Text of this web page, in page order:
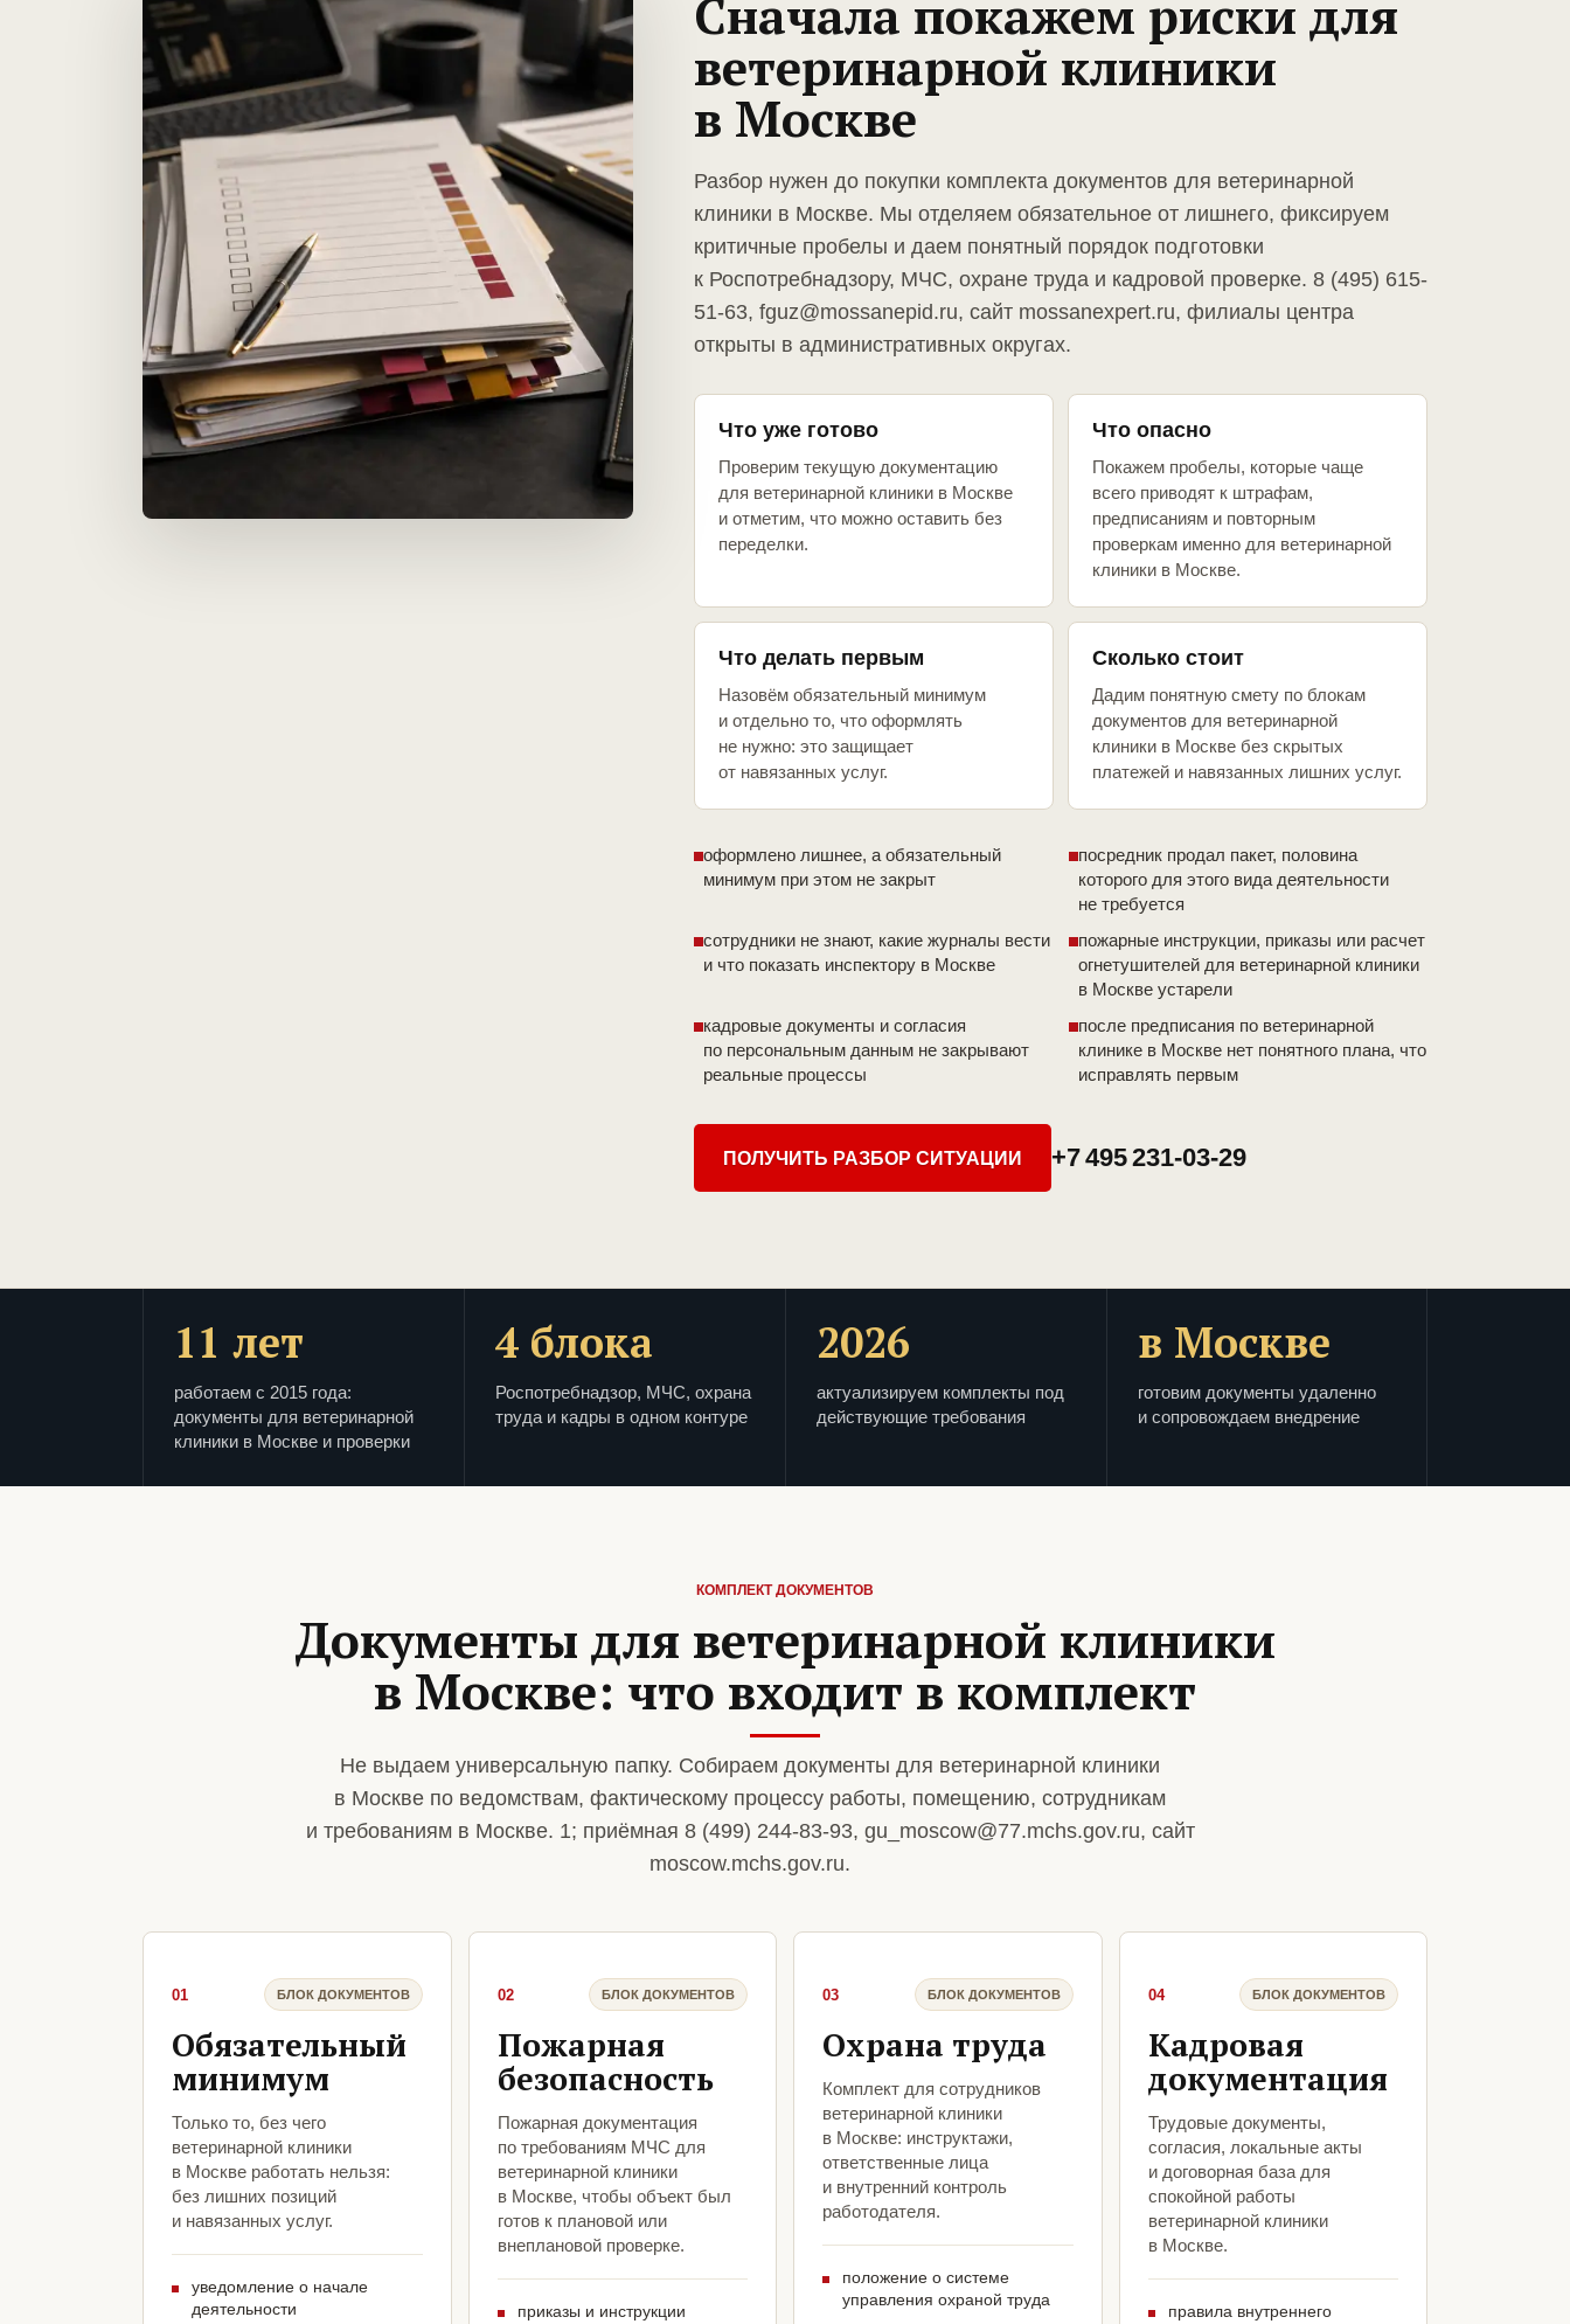
Сначала покажем риски для
ветеринарной клиники
в Москве
Разбор нужен до покупки комплекта документов для ветеринарной
клиники в Москве. Мы отделяем обязательное от лишнего, фиксируем
критичные пробелы и даем понятный порядок подготовки
к Роспотребнадзору, МЧС, охране труда и кадровой проверке. 8 (495) 615-
51-63, fguz@mossanepid.ru, сайт mossanexpert.ru, филиалы центра
открыты в административных округах.
Что уже готово
Проверим текущую документацию
для ветеринарной клиники в Москве
и отметим, что можно оставить без
переделки.
Что опасно
Покажем пробелы, которые чаще
всего приводят к штрафам,
предписаниям и повторным
проверкам именно для ветеринарной
клиники в Москве.
Что делать первым
Назовём обязательный минимум
и отдельно то, что оформлять
не нужно: это защищает
от навязанных услуг.
Сколько стоит
Дадим понятную смету по блокам
документов для ветеринарной
клиники в Москве без скрытых
платежей и навязанных лишних услуг.
оформлено лишнее, а обязательный
минимум при этом не закрыт
посредник продал пакет, половина
которого для этого вида деятельности
не требуется
сотрудники не знают, какие журналы вести
и что показать инспектору в Москве
пожарные инструкции, приказы или расчет
огнетушителей для ветеринарной клиники
в Москве устарели
кадровые документы и согласия
по персональным данным не закрывают
реальные процессы
после предписания по ветеринарной
клинике в Москве нет понятного плана, что
исправлять первым
ПОЛУЧИТЬ РАЗБОР СИТУАЦИИ +7 495 231-03-29
11 лет
работаем с 2015 года:
документы для ветеринарной
клиники в Москве и проверки
4 блока
Роспотребнадзор, МЧС, охрана
труда и кадры в одном контуре
2026
актуализируем комплекты под
действующие требования
в Москве
готовим документы удаленно
и сопровождаем внедрение
КОМПЛЕКТ ДОКУМЕНТОВ
Документы для ветеринарной клиники
в Москве: что входит в комплект
Не выдаем универсальную папку. Собираем документы для ветеринарной клиники
в Москве по ведомствам, фактическому процессу работы, помещению, сотрудникам
и требованиям в Москве. 1; приёмная 8 (499) 244-83-93, gu_moscow@77.mchs.gov.ru, сайт
moscow.mchs.gov.ru.
01 БЛОК ДОКУМЕНТОВ
Обязательный
минимум
Только то, без чего
ветеринарной клиники
в Москве работать нельзя:
без лишних позиций
и навязанных услуг.
уведомление о начале
деятельности
02 БЛОК ДОКУМЕНТОВ
Пожарная
безопасность
Пожарная документация
по требованиям МЧС для
ветеринарной клиники
в Москве, чтобы объект был
готов к плановой или
внеплановой проверке.
приказы и инструкции
03 БЛОК ДОКУМЕНТОВ
Охрана труда
Комплект для сотрудников
ветеринарной клиники
в Москве: инструктажи,
ответственные лица
и внутренний контроль
работодателя.
положение о системе
управления охраной труда
04 БЛОК ДОКУМЕНТОВ
Кадровая
документация
Трудовые документы,
согласия, локальные акты
и договорная база для
спокойной работы
ветеринарной клиники
в Москве.
правила внутреннего